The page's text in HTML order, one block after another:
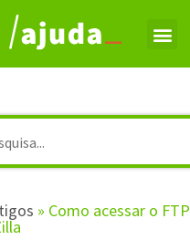
» Como acessar o FTP